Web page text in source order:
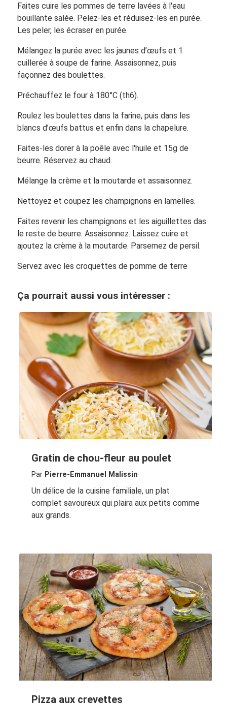
Faites cuire les pommes de terre lavées à l'eau
bouillante salée. Pelez-les et réduisez-les en purée.
Les peler, les écraser en purée.
Mélangez la purée avec les jaunes d’œufs et 1
cuillerée à soupe de farine. Assaisonnez, puis
façonnez des boulettes.
Préchauffez le four à 180°C (th6).
Roulez les boulettes dans la farine, puis dans les
blancs d’œufs battus et enfin dans la chapelure.
Faites-les dorer à la poêle avec l'huile et 15g de
beurre. Réservez au chaud.
Mélange la crème et la moutarde et assaisonnez.
Nettoyez et coupez les champignons en lamelles.
Faites revenir les champignons et les aiguillettes das
le reste de beurre. Assaisonnez. Laissez cuire et
ajoutez la crème à la moutarde. Parsemez de persil.
Servez avec les croquettes de pomme de terre
Ça pourrait aussi vous intéresser :
Gratin de chou-fleur au poulet
Par Pierre-Emmanuel Malissin
Un délice de la cuisine familiale, un plat
complet savoureux qui plaira aux petits comme
aux grands.
Pizza aux crevettes